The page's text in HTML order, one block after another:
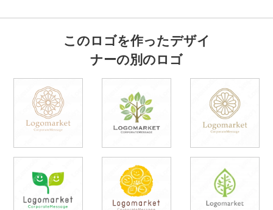
このロゴを作ったデザイ
ナーの別のロゴ